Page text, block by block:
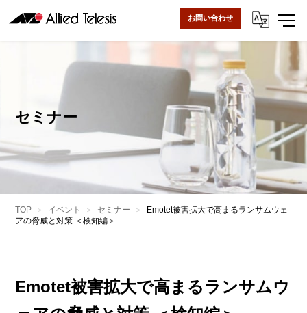
お問い合わせ
セミナー
TOP イベント セミナー
Emotet被害拡大で高まるランサムウェ
アの脅威と対策 ＜検知編＞
Emotet被害拡大で高まるランサムウ